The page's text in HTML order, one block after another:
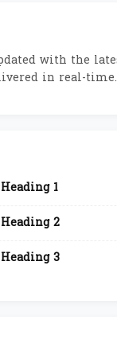
with the
in real-time.
1
2
3